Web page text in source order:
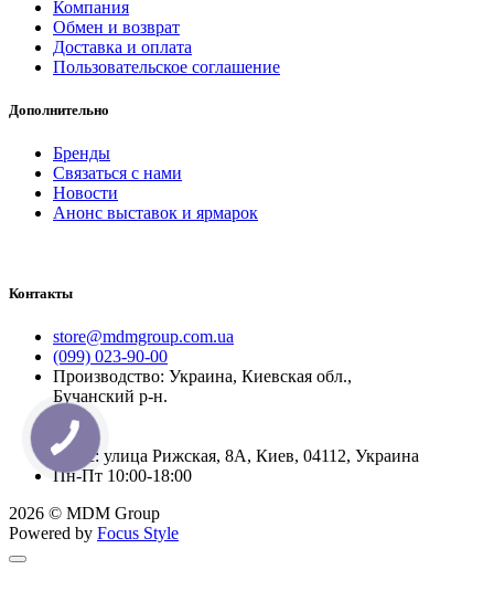
Компания
Обмен и возврат
Доставка и оплата
Пользовательское соглашение
Дополнительно
Бренды
Связаться с нами
Новости
Анонс выставок и ярмарок
Контакты
store@mdmgroup.com.ua
(099) 023-90-00
Производство: Украина, Киевская обл.,
Бучанский р-н.
Офис: улица Рижская, 8А, Киев, 04112, Украина
Пн-Пт 10:00-18:00
2026 © MDM Group
Powered by Focus Style